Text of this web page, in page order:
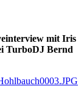
mit Iris
TurboDJ Bernd